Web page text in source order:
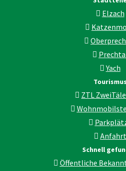
Elzach
Yach
Tourismus
ZTL
Anfahrt
Schnell
Öffentliche